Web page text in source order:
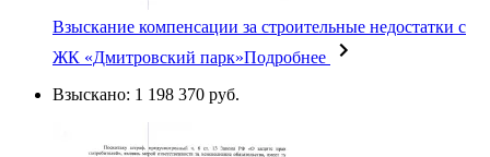
Взыскание компенсации за строительные недостатки с
ЖК «Дмитровский парк»Подробнее
Взыскано: 1 198 370 руб.